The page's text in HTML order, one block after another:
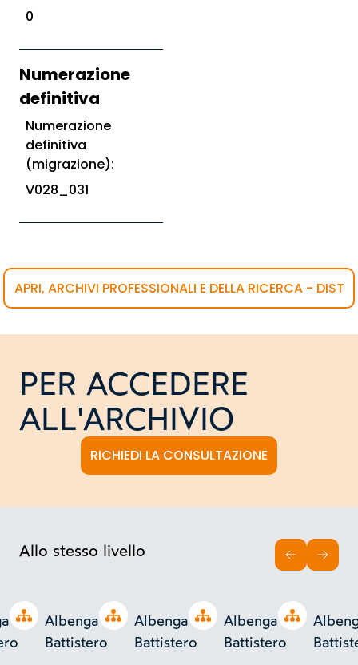
0
Numerazione
definitiva
Numerazione
definitiva
(migrazione):
V028_031
APRI, ARCHIVI PROFESSIONALI E DELLA RICERCA - DIST
PER ACCEDERE
ALL'ARCHIVIO
RICHIEDI LA CONSULTAZIONE
Allo stesso livello
Open tree
-
Open tree
Albenga -
Battistero
Open tree
Albenga -
Battistero
Open tree
Albenga -
Battistero
INDIETRO